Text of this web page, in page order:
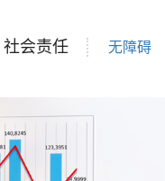
无障碍
社会责任